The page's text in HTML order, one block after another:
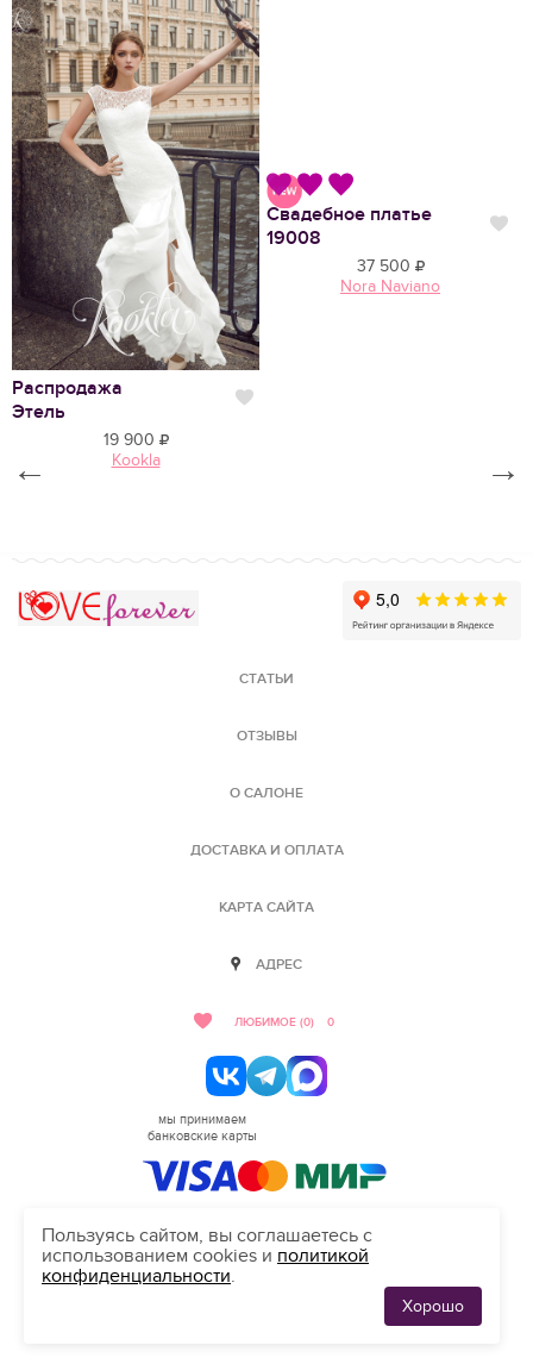
Нравится
Распродажа
Этель
19 900
Kookla
Свадебное платье
19008
37 500
Nora Naviano
← →
СТАТЬИ
ОТЗЫВЫ
О САЛОНЕ
ДОСТАВКА И ОПЛАТА
КАРТА САЙТА
АДРЕС
ЛЮБИМОЕ (0) 0
мы принимаем
банковские карты
HELLO@SALON-LOVE.RU
Пользуясь сайтом, вы соглашаетесь с
использованием cookies и политикой
конфиденциальности.
Хорошо